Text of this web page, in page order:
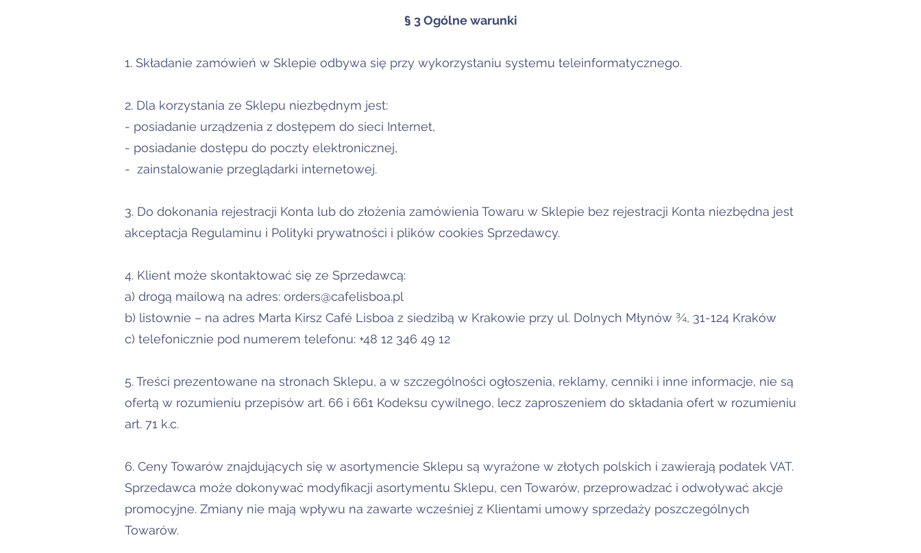
§ 3 Ogólne warunki
1. Składanie zamówień w Sklepie odbywa się przy wykorzystaniu systemu teleinformatycznego.
2. Dla korzystania ze Sklepu niezbędnym jest:
- posiadanie urządzenia z dostępem do sieci Internet,
- posiadanie dostępu do poczty elektronicznej,
- zainstalowanie przeglądarki internetowej.
3. Do dokonania rejestracji Konta lub do złożenia zamówienia Towaru w Sklepie bez rejestracji Konta niezbędna jest
akceptacja Regulaminu i Polityki prywatności i plików cookies Sprzedawcy.
4. Klient może skontaktować się ze Sprzedawcą:
a) drogą mailową na adres: orders@cafelisboa.pl
b) listownie – na adres Marta Kirsz Café Lisboa z siedzibą w Krakowie przy ul. Dolnych Młynów ¾, 31-124 Kraków
c) telefonicznie pod numerem telefonu: +48 12 346 49 12
5. Treści prezentowane na stronach Sklepu, a w szczególności ogłoszenia, reklamy, cenniki i inne informacje, nie są
ofertą w rozumieniu przepisów art. 66 i 661 Kodeksu cywilnego, lecz zaproszeniem do składania ofert w rozumieniu
art. 71 k.c.
6. Ceny Towarów znajdujących się w asortymencie Sklepu są wyrażone w złotych polskich i zawierają podatek VAT.
Sprzedawca może dokonywać modyfikacji asortymentu Sklepu, cen Towarów, przeprowadzać i odwoływać akcje
promocyjne. Zmiany nie mają wpływu na zawarte wcześniej z Klientami umowy sprzedaży poszczególnych
Towarów.